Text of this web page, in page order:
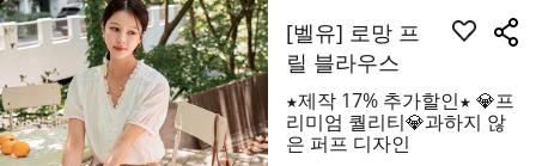
[벨유] 로망 프
릴 블라우스
★제작 17% 추가할인★ 💎프
리미엄 퀄리티💎과하지 않
은 퍼프 디자인